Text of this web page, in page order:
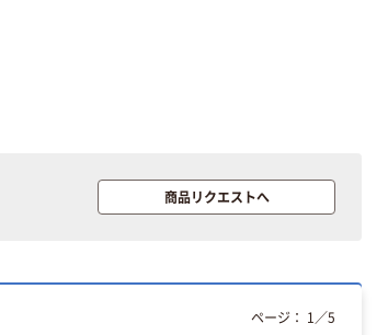
商品リクエストへ
ページ： 1 ／5
チックグローブ
粉なし（パウダ